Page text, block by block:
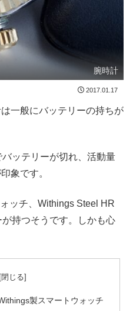
腕時計
2017.01.17
一般にバッテリーの持ちが
ッテリーが切れ、活動量
象です。
ッチ、Withings Steel HR
持つそうです。しかも心
製スマートウォッチ